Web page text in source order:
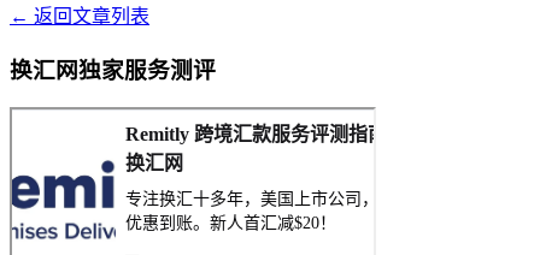
← 返回文章列表
换汇网独家服务测评